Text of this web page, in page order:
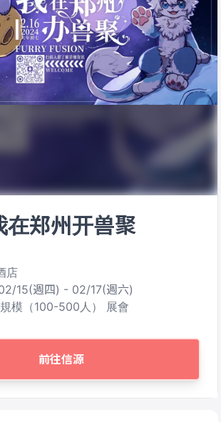
在郑州开兽聚
店
15(週四) - 02/17(週六)
模（100-500人） 展會
前往信源